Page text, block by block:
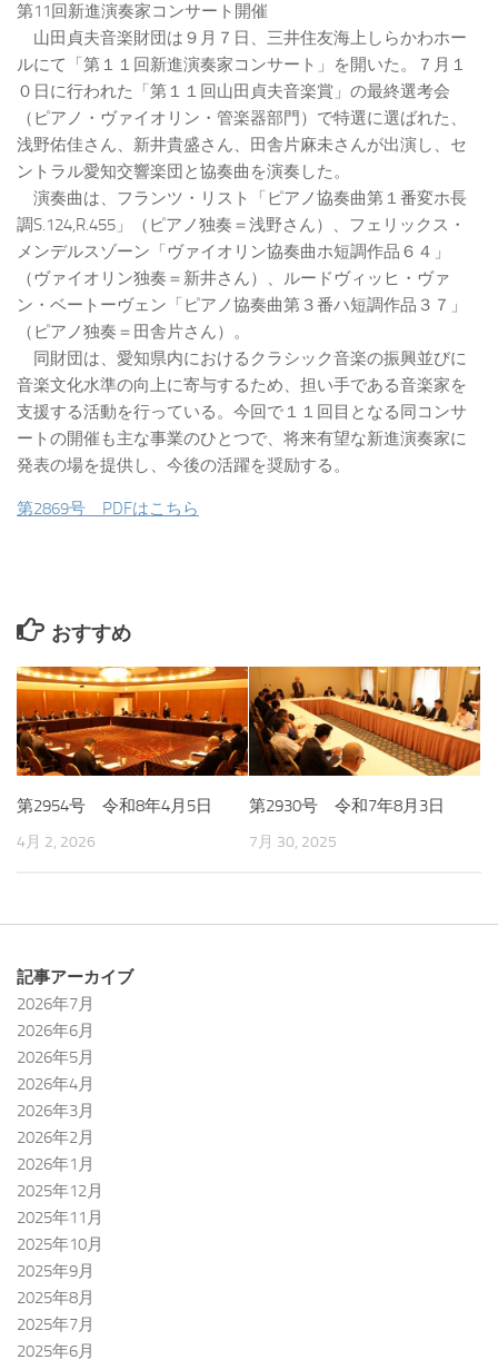
第11回新進演奏家コンサート開催
山田貞夫音楽財団は９月７日、三井住友海上しらかわホー
ルにて「第１１回新進演奏家コンサート」を開いた。７月１
０日に行われた「第１１回山田貞夫音楽賞」の最終選考会
（ピアノ・ヴァイオリン・管楽器部門）で特選に選ばれた、
浅野佑佳さん、新井貴盛さん、田舎片麻未さんが出演し、セ
ントラル愛知交響楽団と協奏曲を演奏した。
演奏曲は、フランツ・リスト「ピアノ協奏曲第１番変ホ長
調S.124,R.455」（ピアノ独奏＝浅野さん）、フェリックス・
メンデルスゾーン「ヴァイオリン協奏曲ホ短調作品６４」
（ヴァイオリン独奏＝新井さん）、ルードヴィッヒ・ヴァ
ン・ベートーヴェン「ピアノ協奏曲第３番ハ短調作品３７」
（ピアノ独奏＝田舎片さん）。
同財団は、愛知県内におけるクラシック音楽の振興並びに
音楽文化水準の向上に寄与するため、担い手である音楽家を
支援する活動を行っている。今回で１１回目となる同コンサ
ートの開催も主な事業のひとつで、将来有望な新進演奏家に
発表の場を提供し、今後の活躍を奨励する。
第2869号 PDFはこちら
おすすめ
第2954号 令和8年4月5日
4月 2, 2026
第2930号 令和7年8月3日
7月 30, 2025
記事アーカイブ
2026年7月
2026年6月
2026年5月
2026年4月
2026年3月
2026年2月
2026年1月
2025年12月
2025年11月
2025年10月
2025年9月
2025年8月
2025年7月
2025年6月